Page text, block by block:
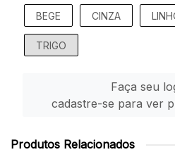
BEGE CINZA
TRIGO
Faça seu
cadastre-se para ver
Produtos Relacionados